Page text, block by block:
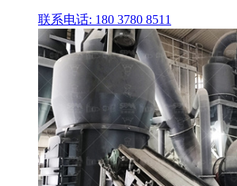
联系电话: 180 3780 8511